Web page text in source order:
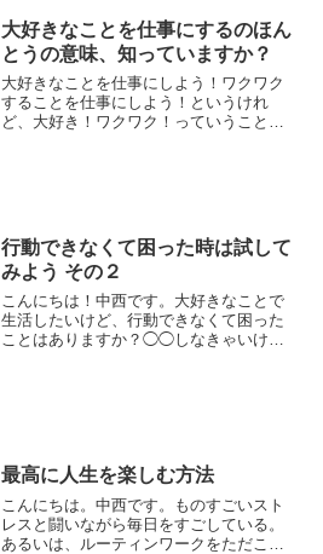
大好きなことを仕事にするのほん
とうの意味、知っていますか？
大好きなことを仕事にしよう！ワクワク
することを仕事にしよう！というけれ
ど、大好き！ワクワク！っていうことを
行動できなくて困った時は試して
みよう その２
こんにちは！中西です。大好きなことで
生活したいけど、行動できなくて困った
ことはありますか？◯◯しなきゃいけな
最高に人生を楽しむ方法
こんにちは。中西です。ものすごいスト
レスと闘いながら毎日をすごしている。
あるいは、ルーティンワークをただこな